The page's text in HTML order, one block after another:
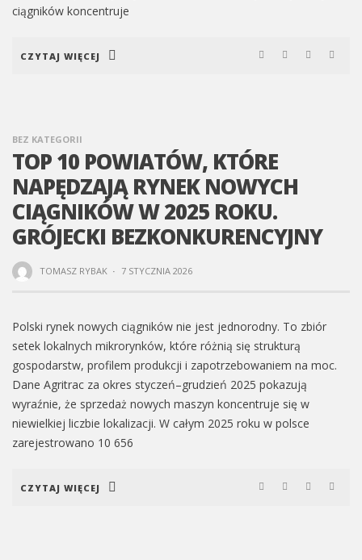
ciągników koncentruje
CZYTAJ WIĘCEJ
BEZ KATEGORII
TOP 10 POWIATÓW, KTÓRE
NAPĘDZAJĄ RYNEK NOWYCH
CIĄGNIKÓW W 2025 ROKU.
GRÓJECKI BEZKONKURENCYJNY
TOMASZ RYBAK · 7 STYCZNIA 2026
Polski rynek nowych ciągników nie jest jednorodny. To zbiór
setek lokalnych mikrorynków, które różnią się strukturą
gospodarstw, profilem produkcji i zapotrzebowaniem na moc.
Dane Agritrac za okres styczeń–grudzień 2025 pokazują
wyraźnie, że sprzedaż nowych maszyn koncentruje się w
niewielkiej liczbie lokalizacji. W całym 2025 roku w polsce
zarejestrowano 10 656
CZYTAJ WIĘCEJ